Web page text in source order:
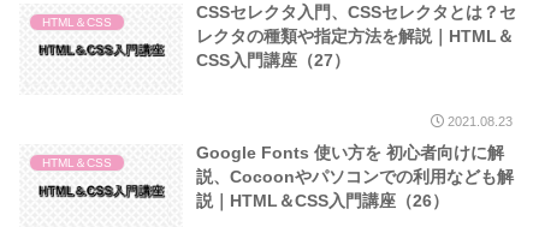
HTML＆CSS
CSSセレクタ入門、CSSセレクタとは？セ
レクタの種類や指定方法を解説｜HTML＆
CSS入門講座（27）
2021.08.23
HTML＆CSS
Google Fonts 使い方を 初心者向けに解
説、Cocoonやパソコンでの利用なども解
説｜HTML＆CSS入門講座（26）